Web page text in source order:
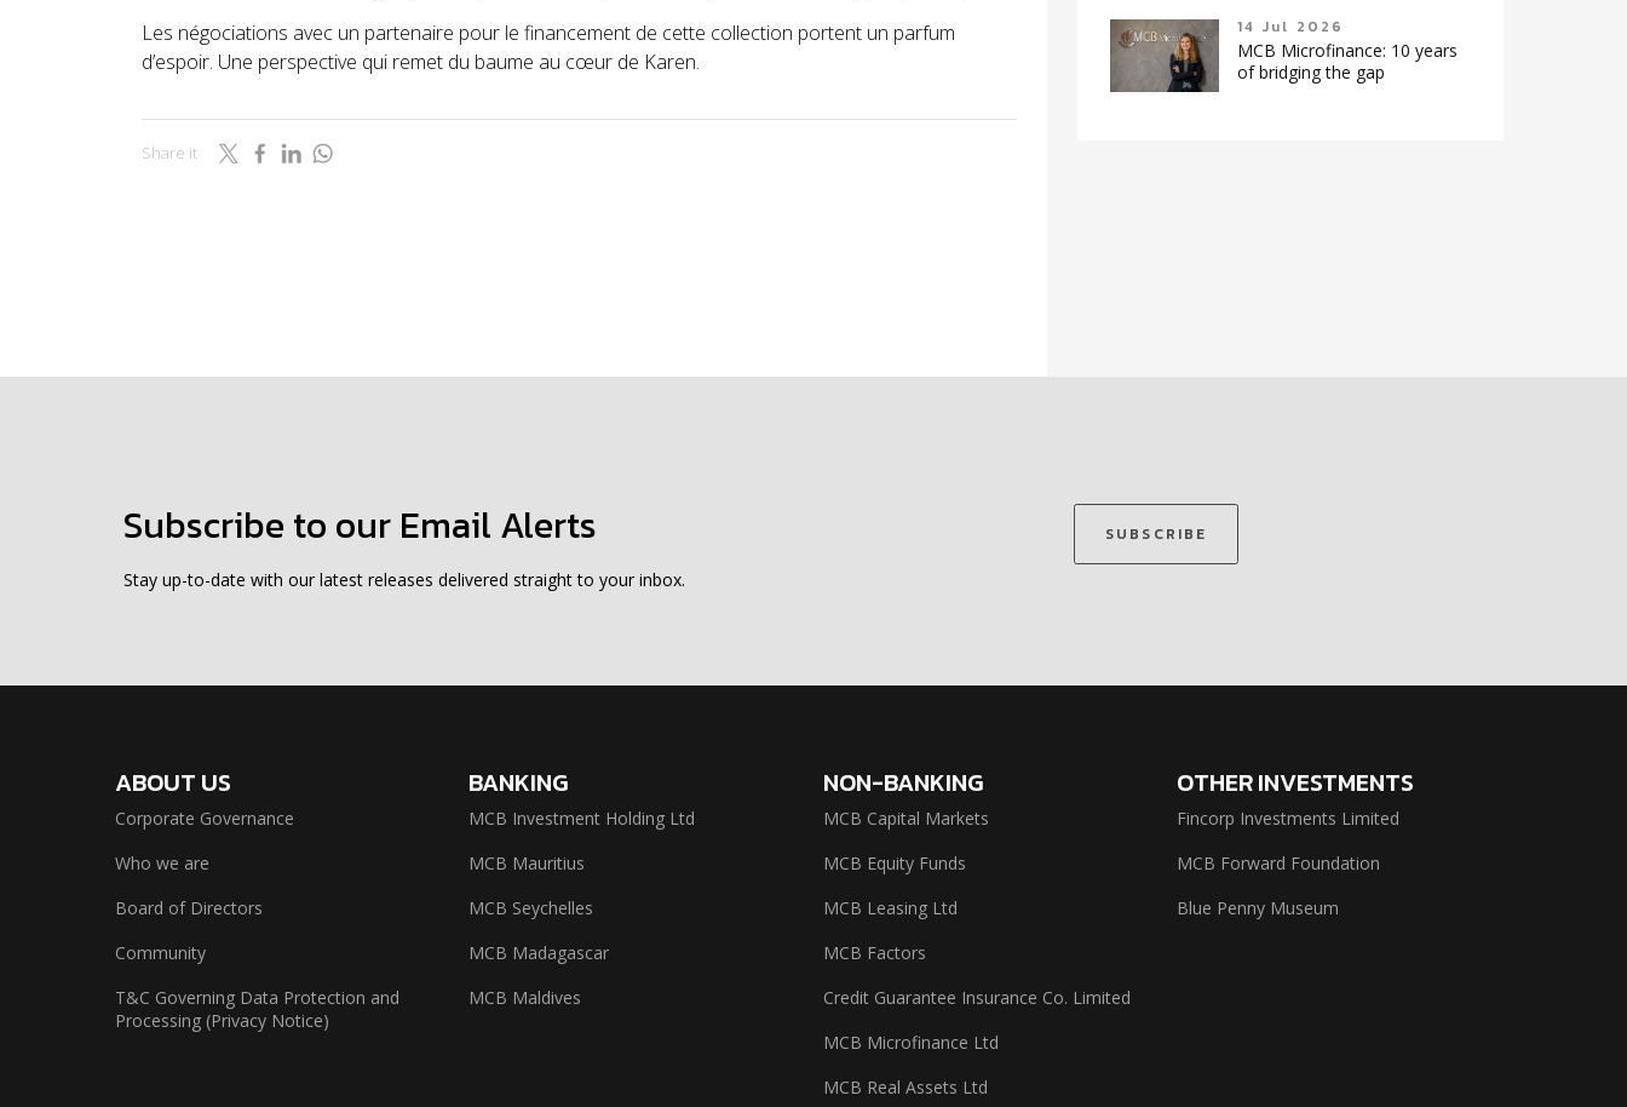
Les négociations avec un partenaire pour le financement de cette collection portent un parfum
d’espoir. Une perspective qui remet du baume au cœur de Karen.
Share it
14 Jul 2026
MCB Microfinance: 10 years
of bridging the gap
Subscribe to our Email Alerts
Stay up-to-date with our latest releases delivered straight to your inbox.
SUBSCRIBE
ABOUT US
Corporate Governance
Who we are
Board of Directors
Community
T&C Governing Data Protection and
Processing (Privacy Notice)
BANKING
MCB Investment Holding Ltd
MCB Mauritius
MCB Seychelles
MCB Madagascar
MCB Maldives
NON-BANKING
MCB Capital Markets
MCB Equity Funds
MCB Leasing Ltd
MCB Factors
Credit Guarantee Insurance Co. Limited
MCB Microfinance Ltd
MCB Real Assets Ltd
OTHER INVESTMENTS
Fincorp Investments Limited
MCB Forward Foundation
Blue Penny Museum